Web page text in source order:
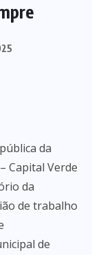
da
Capital Verde
da
de trabalho
de